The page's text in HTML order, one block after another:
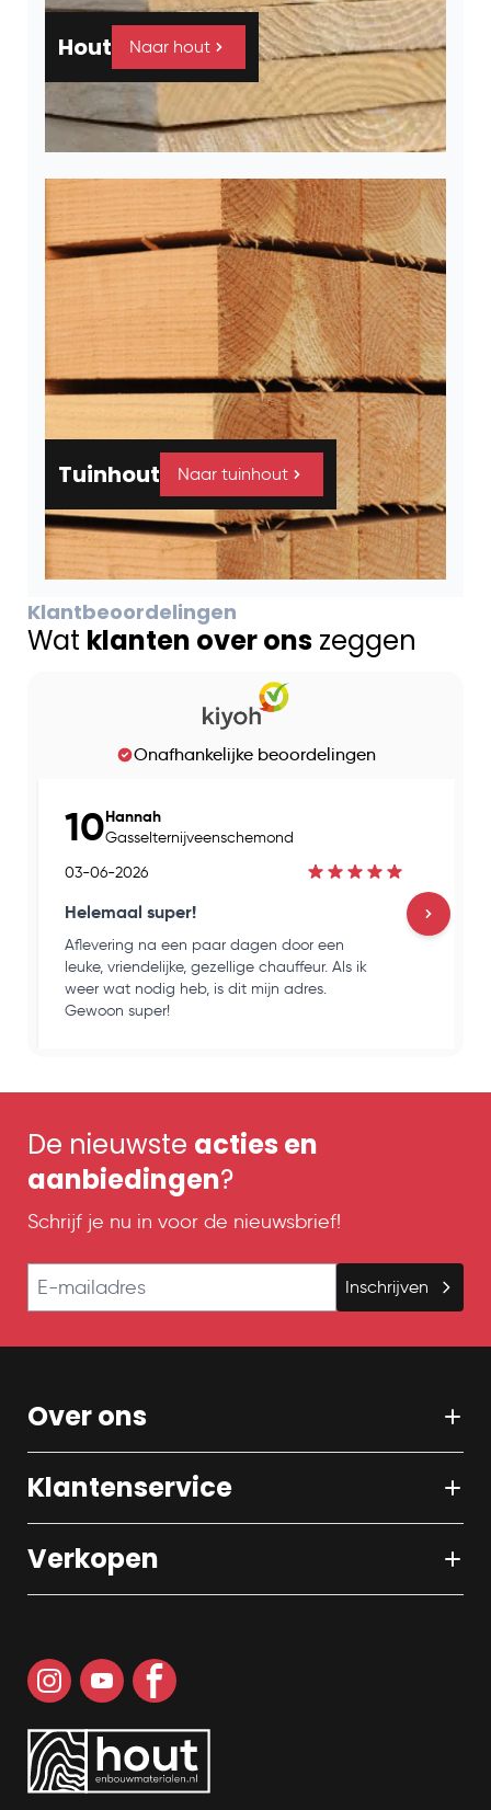
Hout Naar hout
Tuinhout Naar tuinhout
Klantbeoordelingen
Wat klanten over ons zeggen
Onafhankelijke beoordelingen
10Hannah
Gasselternijveenschemond
03-06-2026
Helemaal super!
Aflevering na een paar dagen door een
leuke, vriendelijke, gezellige chauffeur. Als ik
weer wat nodig heb, is dit mijn adres.
Gewoon super!
De nieuwste acties en
aanbiedingen?
Schrijf je nu in voor de nieuwsbrief!
Inschrijven
Over ons
Klantenservice
Verkopen